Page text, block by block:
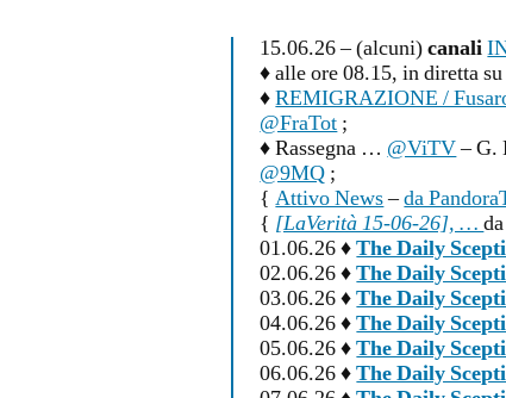
15.06.26 – (alcuni)canali
♦ alle ore 08.15, in diretta
♦REMIGRAZIONE /
@FraTot ;
♦ Rassegna … @ViTV– G.
@9MQ ;
{Attivo News–da
{ [LaVerità 15-06-26], …
01.06.26 ♦The Daily
02.06.26 ♦The Daily
03.06.26 ♦The Daily
04.06.26 ♦The Daily
05.06.26 ♦The Daily
06.06.26 ♦The Daily